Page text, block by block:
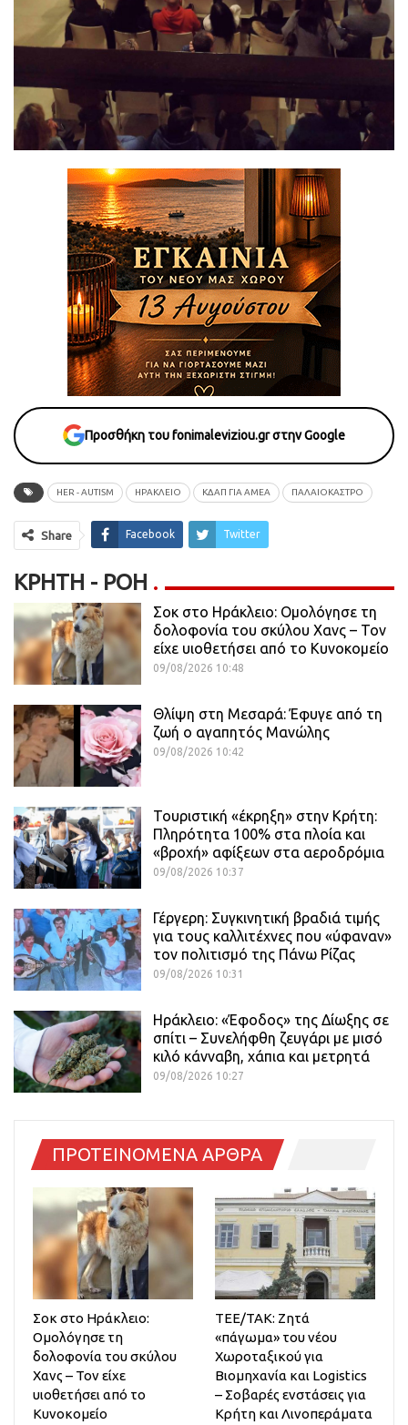
Προσθήκη του fonimaleviziou.gr στην Google
HER - AUTISM ΗΡΑΚΛΕΙΟ ΚΔΑΠ ΓΙΑ ΑΜΕΑ ΠΑΛΑΙΌΚΑΣΤΡΟ
Share Facebook Twitter
ΚΡΉΤΗ - ΡΟΗ
Σοκ στο Ηράκλειο: Ομολόγησε τη
δολοφονία του σκύλου Χανς – Τον
είχε υιοθετήσει από το Κυνοκομείο
09/08/2026 10:48
Θλίψη στη Μεσαρά: Έφυγε από τη
ζωή ο αγαπητός Μανώλης
09/08/2026 10:42
Τουριστική «έκρηξη» στην Κρήτη:
Πληρότητα 100% στα πλοία και
«βροχή» αφίξεων στα αεροδρόμια
09/08/2026 10:37
Γέργερη: Συγκινητική βραδιά τιμής
για τους καλλιτέχνες που «ύφαναν»
τον πολιτισμό της Πάνω Ρίζας
09/08/2026 10:31
Ηράκλειο: «Έφοδος» της Δίωξης σε
σπίτι – Συνελήφθη ζευγάρι με μισό
κιλό κάνναβη, χάπια και μετρητά
09/08/2026 10:27
ΠΡΟΤΕΙΝΟΜΕΝΑ ΑΡΘΡΑ
Σοκ στο Ηράκλειο:
Ομολόγησε τη
δολοφονία του σκύλου
Χανς – Τον είχε
υιοθετήσει από το
Κυνοκομείο
ΤΕΕ/ΤΑΚ: Ζητά
«πάγωμα» του νέου
Χωροταξικού για
Βιομηχανία και Logistics
– Σοβαρές ενστάσεις για
Κρήτη και Λινοπεράματα